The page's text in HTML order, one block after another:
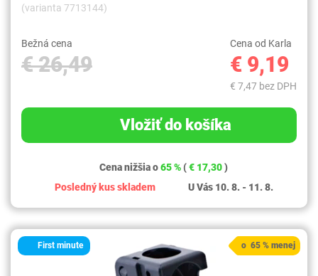
(varianta 7713144)
Bežná cena
€ 26,49
Cena od Karla
€ 9,19
€ 7,47 bez DPH
Vložiť do košíka
Cena nižšia o65 % (€ 17,30)
Posledný kus skladem
U Vás 10. 8. - 11. 8.
First minute o 65 % menej